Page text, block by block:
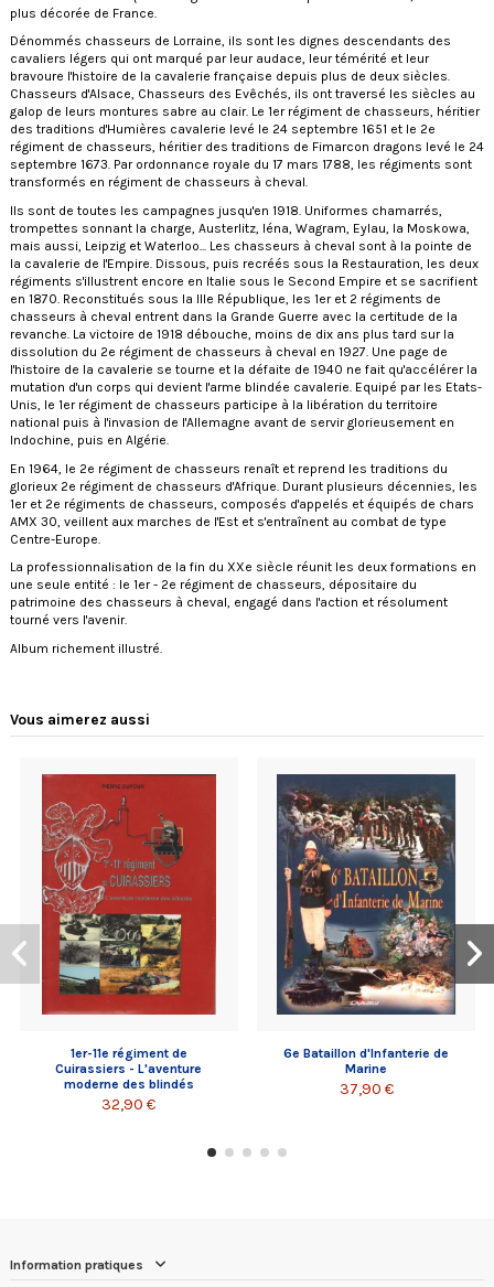
plus décorée de France.
Dénommés chasseurs de Lorraine, ils sont les dignes descendants des
cavaliers légers qui ont marqué par leur audace, leur témérité et leur
bravoure l'histoire de la cavalerie française depuis plus de deux siècles.
Chasseurs d'Alsace, Chasseurs des Evêchés, ils ont traversé les siècles au
galop de leurs montures sabre au clair. Le 1er régiment de chasseurs, héritier
des traditions d'Humières cavalerie levé le 24 septembre 1651 et le 2e
régiment de chasseurs, héritier des traditions de Fimarcon dragons levé le 24
septembre 1673. Par ordonnance royale du 17 mars 1788, les régiments sont
transformés en régiment de chasseurs à cheval.
Ils sont de toutes les campagnes jusqu'en 1918. Uniformes chamarrés,
trompettes sonnant la charge, Austerlitz, léna, Wagram, Eylau, la Moskowa,
mais aussi, Leipzig et Waterloo... Les chasseurs à cheval sont à la pointe de
la cavalerie de l'Empire. Dissous, puis recréés sous la Restauration, les deux
régiments s'illustrent encore en Italie sous le Second Empire et se sacrifient
en 1870. Reconstitués sous la IIIe République, les 1er et 2 régiments de
chasseurs à cheval entrent dans la Grande Guerre avec la certitude de la
revanche. La victoire de 1918 débouche, moins de dix ans plus tard sur la
dissolution du 2e régiment de chasseurs à cheval en 1927. Une page de
l'histoire de la cavalerie se tourne et la défaite de 1940 ne fait qu'accélérer la
mutation d'un corps qui devient l'arme blindée cavalerie. Equipé par les Etats-
Unis, le 1er régiment de chasseurs participe à la libération du territoire
national puis à l'invasion de l'Allemagne avant de servir glorieusement en
Indochine, puis en Algérie.
En 1964, le 2e régiment de chasseurs renaît et reprend les traditions du
glorieux 2e régiment de chasseurs d'Afrique. Durant plusieurs décennies, les
1er et 2e régiments de chasseurs, composés d'appelés et équipés de chars
AMX 30, veillent aux marches de l'Est et s'entraînent au combat de type
Centre-Europe.
La professionnalisation de la fin du XXe siècle réunit les deux formations en
une seule entité : le 1er - 2e régiment de chasseurs, dépositaire du
patrimoine des chasseurs à cheval, engagé dans l'action et résolument
tourné vers l'avenir.
Album richement illustré.
Vous aimerez aussi
1er-11e régiment de
Cuirassiers - L'aventure
moderne des blindés
32,90 €
6e Bataillon d'Infanterie de
Marine
37,90 €
Information pratiques